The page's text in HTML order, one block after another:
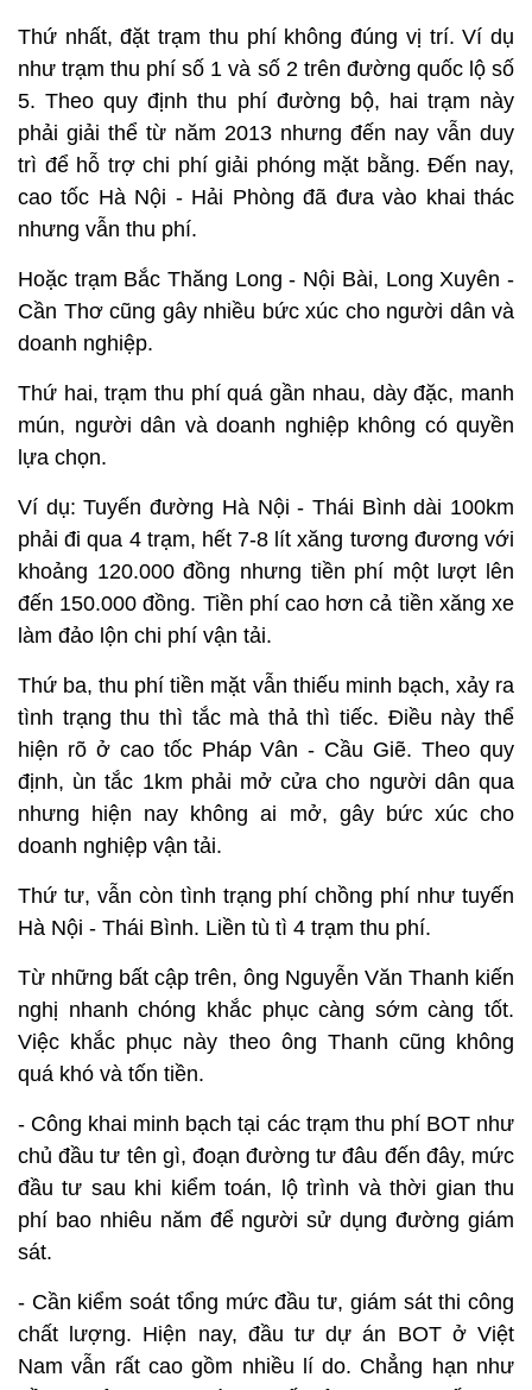
Thứ nhất, đặt trạm thu phí không đúng vị trí. Ví dụ
như trạm thu phí số 1 và số 2 trên đường quốc lộ số
5. Theo quy định thu phí đường bộ, hai trạm này
phải giải thể từ năm 2013 nhưng đến nay vẫn duy
trì để hỗ trợ chi phí giải phóng mặt bằng. Đến nay,
cao tốc Hà Nội - Hải Phòng đã đưa vào khai thác
nhưng vẫn thu phí.
Hoặc trạm Bắc Thăng Long - Nội Bài, Long Xuyên -
Cần Thơ cũng gây nhiều bức xúc cho người dân và
doanh nghiệp.
Thứ hai, trạm thu phí quá gần nhau, dày đặc, manh
mún, người dân và doanh nghiệp không có quyền
lựa chọn.
Ví dụ: Tuyến đường Hà Nội - Thái Bình dài 100km
phải đi qua 4 trạm, hết 7-8 lít xăng tương đương với
khoảng 120.000 đồng nhưng tiền phí một lượt lên
đến 150.000 đồng. Tiền phí cao hơn cả tiền xăng xe
làm đảo lộn chi phí vận tải.
Thứ ba, thu phí tiền mặt vẫn thiếu minh bạch, xảy ra
tình trạng thu thì tắc mà thả thì tiếc. Điều này thể
hiện rõ ở cao tốc Pháp Vân - Cầu Giẽ. Theo quy
định, ùn tắc 1km phải mở cửa cho người dân qua
nhưng hiện nay không ai mở, gây bức xúc cho
doanh nghiệp vận tải.
Thứ tư, vẫn còn tình trạng phí chồng phí như tuyến
Hà Nội - Thái Bình. Liền tù tì 4 trạm thu phí.
Từ những bất cập trên, ông Nguyễn Văn Thanh kiến
nghị nhanh chóng khắc phục càng sớm càng tốt.
Việc khắc phục này theo ông Thanh cũng không
quá khó và tốn tiền.
- Công khai minh bạch tại các trạm thu phí BOT như
chủ đầu tư tên gì, đoạn đường tư đâu đến đây, mức
đầu tư sau khi kiểm toán, lộ trình và thời gian thu
phí bao nhiêu năm để người sử dụng đường giám
sát.
- Cần kiểm soát tổng mức đầu tư, giám sát thi công
chất lượng. Hiện nay, đầu tư dự án BOT ở Việt
Nam vẫn rất cao gồm nhiều lí do. Chẳng hạn như